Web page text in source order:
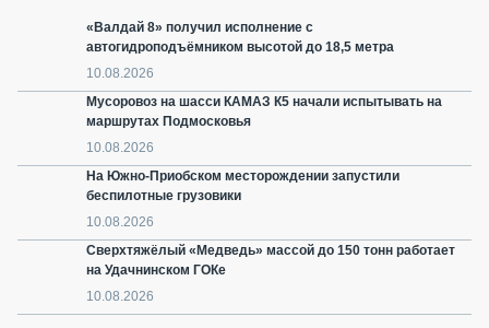
«Валдай 8» получил исполнение с
автогидроподъёмником высотой до 18,5 метра
10.08.2026
Мусоровоз на шасси КАМАЗ К5 начали испытывать на
маршрутах Подмосковья
10.08.2026
На Южно-Приобском месторождении запустили
беспилотные грузовики
10.08.2026
Сверхтяжёлый «Медведь» массой до 150 тонн работает
на Удачнинском ГОКе
10.08.2026